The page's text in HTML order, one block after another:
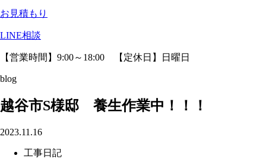
お見積もり
LINE相談
【営業時間】9:00～18:00 【定休日】日曜日
blog
越谷市S様邸 養生作業中！！！
2023.11.16
工事日記